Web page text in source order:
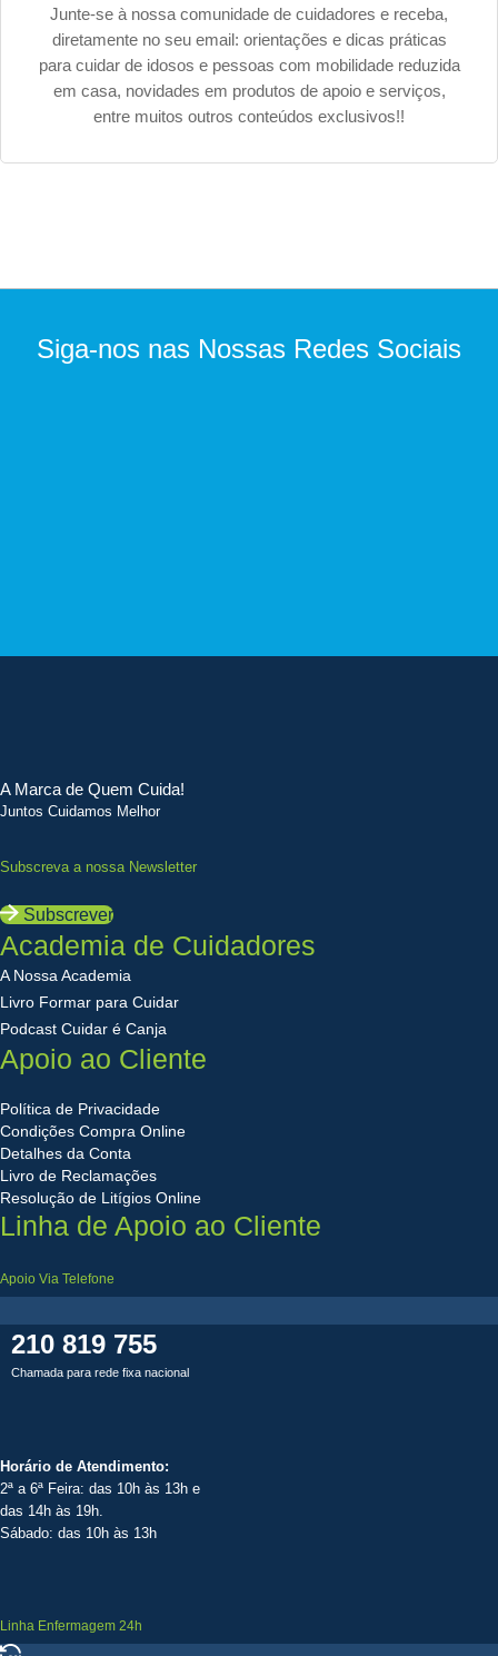
Junte-se à nossa comunidade de cuidadores e receba,
diretamente no seu email: orientações e dicas práticas
para cuidar de idosos e pessoas com mobilidade reduzida
em casa, novidades em produtos de apoio e serviços,
entre muitos outros conteúdos exclusivos!!
Siga-nos nas Nossas Redes Sociais
A Marca de Quem Cuida!
Juntos Cuidamos Melhor
Subscreva a nossa Newsletter
Subscrever
Academia de Cuidadores
A Nossa Academia
Livro Formar para Cuidar
Podcast Cuidar é Canja
Apoio ao Cliente
Política de Privacidade
Condições Compra Online
Detalhes da Conta
Livro de Reclamações
Resolução de Litígios Online
Linha de Apoio ao Cliente
Apoio Via Telefone
210 819 755
Chamada para rede fixa nacional
Horário de Atendimento:
2ª a 6ª Feira: das 10h às 13h e
das 14h às 19h.
Sábado: das 10h às 13h
Linha Enfermagem 24h